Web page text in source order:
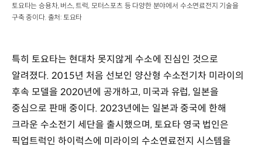
토요타는 승용차, 버스, 트럭, 모터스포츠 등 다양한 분야에서 수소연료전지 기술을
구축 중이다. 출처: 토요타
특히 토요타는 현대차 못지않게 수소에 진심인 것으로
알려졌다. 2015년 처음 선보인 양산형 수소전기차 미라이의
후속 모델을 2020년에 공개하고, 미국과 유럽, 일본을
중심으로 판매 중이다. 2023년에는 일본과 중국에 한해
크라운 수소전기 세단을 출시했으며, 토요타 영국 법인은
픽업트럭인 하이럭스에 미라이의 수소연료전지 시스템을